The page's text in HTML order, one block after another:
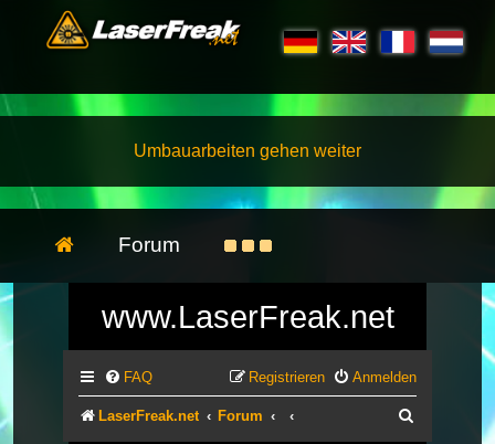
Umbauarbeiten gehen weiter
Forum
www.LaserFreak.net
FAQ Anmelden
Registrieren
LaserFreak.net Forum